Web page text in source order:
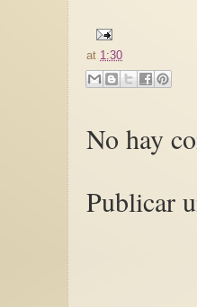
at 1:30
No hay
Publicar